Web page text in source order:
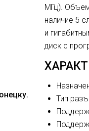
МГц).
наличие 5
и
диск с
Тип